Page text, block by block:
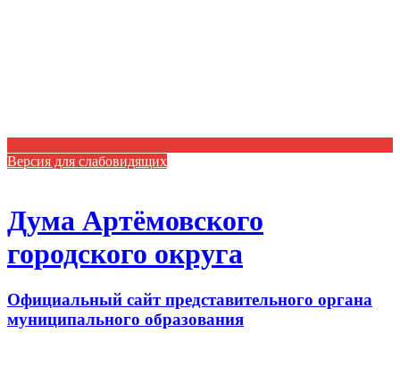
Версия для слабовидящих
Дума Артёмовского
городского округа
Официальный сайт представительного органа
муниципального образования